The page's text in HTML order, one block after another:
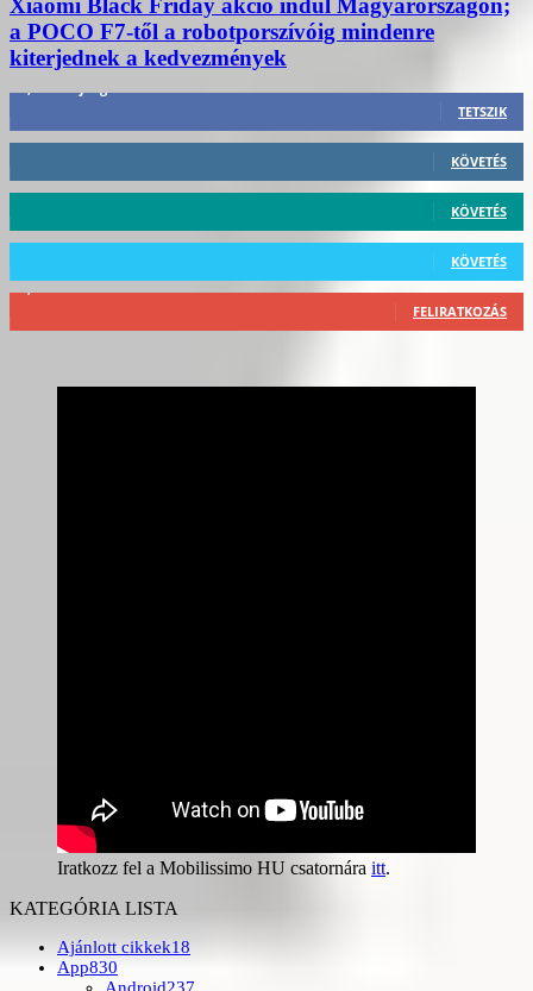
a POCO F7-től a robotporszívóig mindenre
kiterjednek a kedvezmények
TETSZIK
KÖVETÉS
KÖVETÉS
KÖVETÉS
FELIRATKOZÁS
Iratkozz fel a Mobilissimo HU csatornára itt.
KATEGÓRIA LISTA
Ajánlott cikkek18
App830